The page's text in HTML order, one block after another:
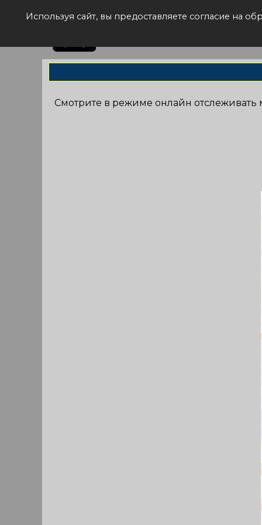
Используя сайт, вы предоставляете согласие на
Смотрите в режиме онлайн отслеживать